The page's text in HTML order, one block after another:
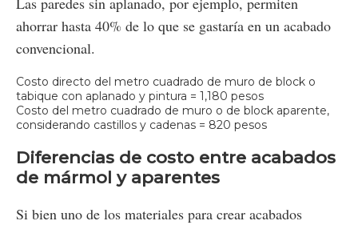
ahorrar hasta 40% de lo que se gastaría en un acabado
convencional.
Costo directo del metro cuadrado de muro de block o
tabique con aplanado y pintura = 1,180 pesos
Costo del metro cuadrado de muro o de block aparente,
considerando castillos y cadenas = 820 pesos
Diferencias de costo entre acabados
de mármol y aparentes
Si bien uno de los materiales para crear acabados